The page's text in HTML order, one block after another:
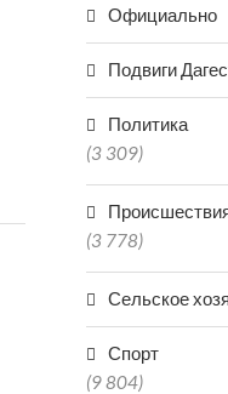
Официально
Подвиги
Политика
(3 309)
(3 778)
Сельское
Спорт
(9 804)